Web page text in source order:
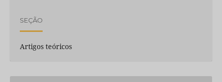
SEÇÃO
Artigos teóricos